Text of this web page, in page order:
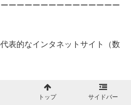
ーーーーーーーーーーーーーー
表的なインタネットサイト（数
トップ サイドバー